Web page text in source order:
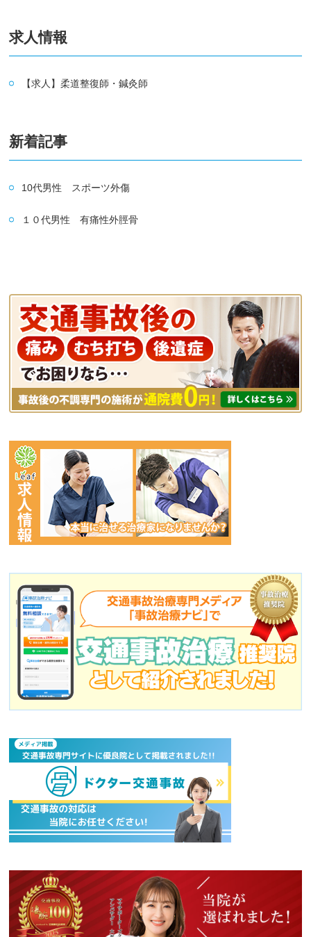
求人情報
【求人】柔道整復師・鍼灸師
新着記事
10代男性 スポーツ外傷
１０代男性 有痛性外脛骨